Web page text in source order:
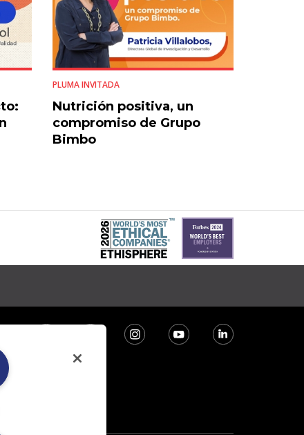
PLUMA INVITADA
Nutrición positiva, un
compromiso de Grupo
Bimbo